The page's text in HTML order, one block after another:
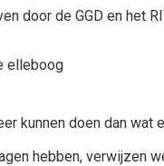
door de GGD en het
elleboog
kunnen doen dan wat
hebben, verwijzen